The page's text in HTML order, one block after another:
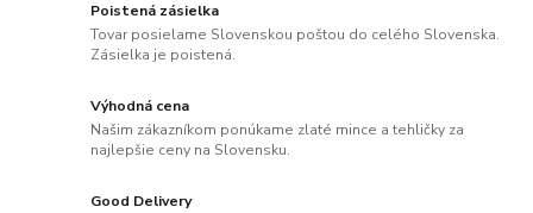
Poistená zásielka
Tovar posielame Slovenskou poštou do celého Slovenska.
Zásielka je poistená.
Výhodná cena
Našim zákazníkom ponúkame zlaté mince a tehličky za
najlepšie ceny na Slovensku.
Good Delivery